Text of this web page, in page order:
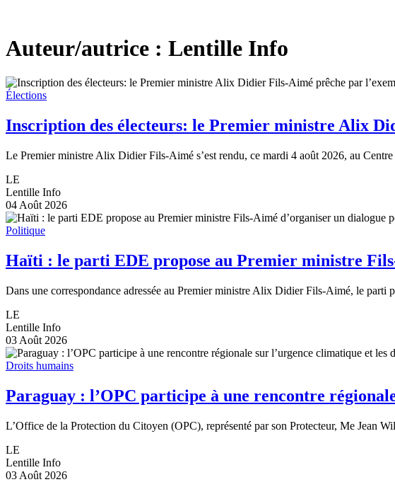
Auteur/autrice : Lentille Info
Élections
Inscription des électeurs: le Premier ministre Alix
Le Premier ministre Alix Didier Fils-Aimé s’est rendu, ce mardi 4 août 2026, au Centre
LE
Lentille Info
04 Août 2026
Politique
Haïti : le parti EDE propose au Premier ministre
Dans une correspondance adressée au Premier ministre Alix Didier Fils-Aimé, le parti
LE
Lentille Info
03 Août 2026
Droits humains
Paraguay : l’OPC participe à une rencontre
L’Office de la Protection du Citoyen (OPC), représenté par son Protecteur, Me Jean
LE
Lentille Info
03 Août 2026